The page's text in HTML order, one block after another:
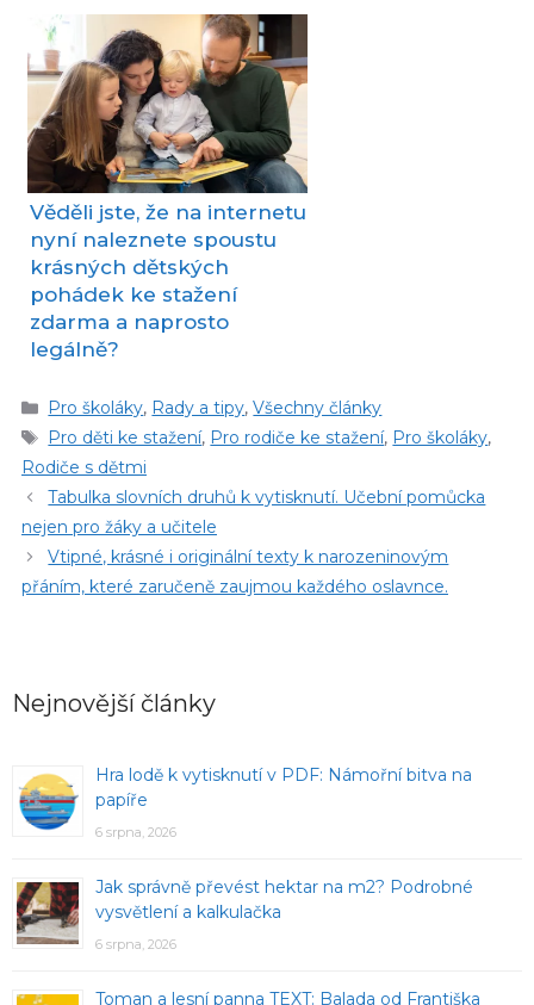
Věděli jste, že na internetu
nyní naleznete spoustu
krásných dětských
pohádek ke stažení
zdarma a naprosto
legálně?
Rubriky
Pro školáky, Rady a tipy,Všechny články
Štítky
Pro děti ke stažení, Pro rodiče ke stažení, Pro školáky,
Rodiče s dětmi
Tabulka slovních druhů k vytisknutí. Učební pomůcka
nejen pro žáky a učitele
Vtipné, krásné i originální texty k narozeninovým
přáním, které zaručeně zaujmou každého oslavnce.
Nejnovější články
Hra lodě k vytisknutí v PDF: Námořní bitva na
papíře
6 srpna, 2026
Jak správně převést hektar na m2? Podrobné
vysvětlení a kalkulačka
6 srpna, 2026
Toman a lesní panna TEXT: Balada od Františka